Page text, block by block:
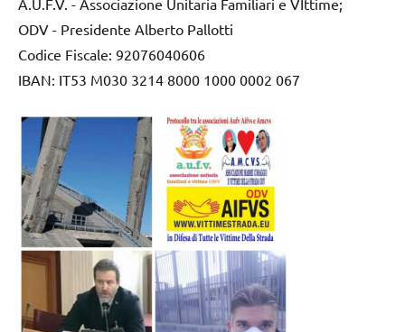
ODV - Presidente Alberto Pallotti
Codice Fiscale: 92076040606
IBAN: IT53 M030 3214 8000 1000 0002 067